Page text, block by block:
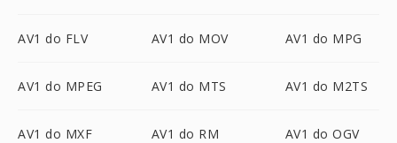
AV1 do FLV AV1 do MOV AV1 do MPG
AV1 do MPEG AV1 do MTS AV1 do M2TS
AV1 do MXF AV1 do RM AV1 do OGV